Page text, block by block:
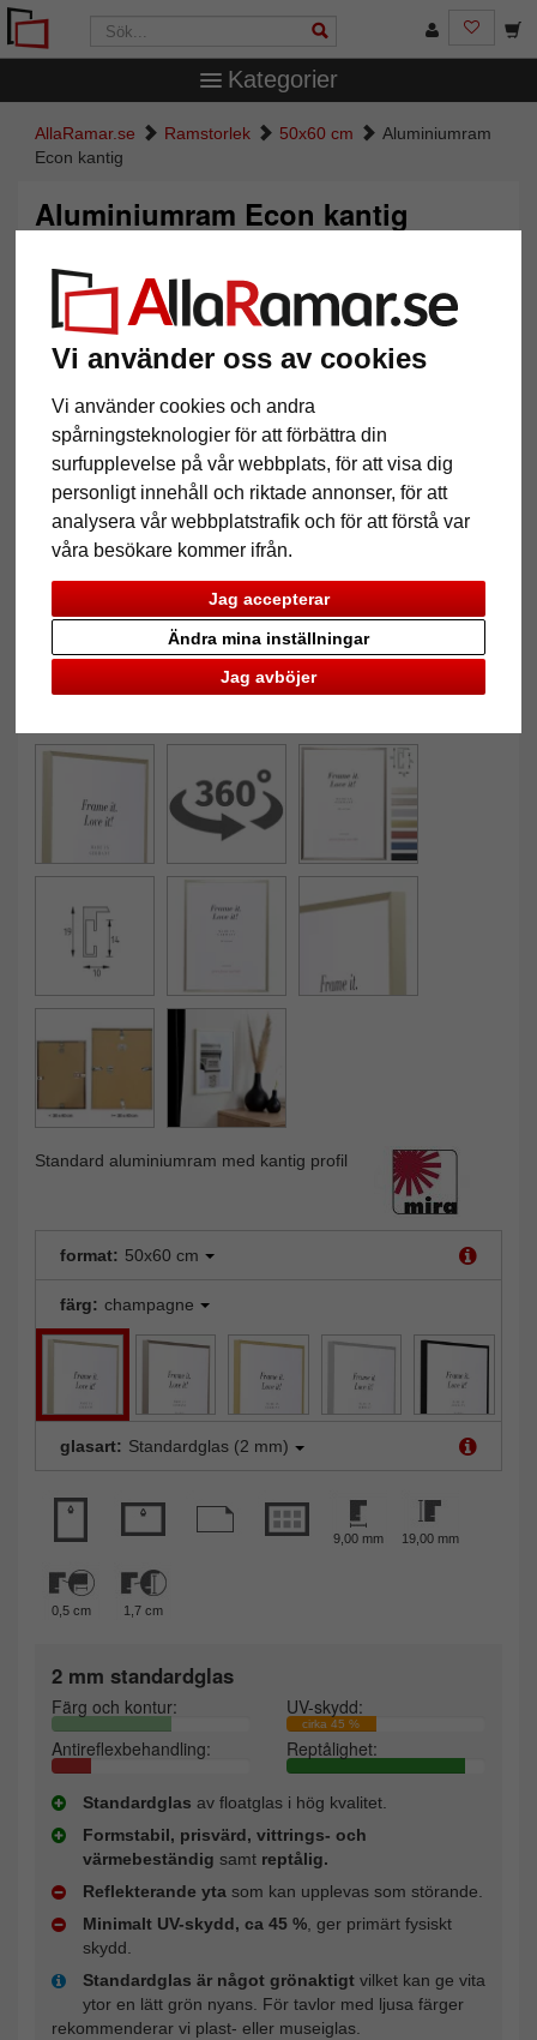
Vi använder oss av cookies
Vi använder cookies och andra
spårningsteknologier för att förbättra din
surfupplevelse på vår webbplats, för att visa dig
personligt innehåll och riktade annonser, för att
analysera vår webbplatstrafik och för att förstå var
våra besökare kommer ifrån.
Jag accepterar
Jag avböjer
Ändra mina inställningar
Kategorier
AllaRamar.se Ramstorlek 50x60 cm
Aluminiumram
Econ kantig
Aluminiumram Econ kantig
Tillbaka
Standard aluminiumram med kantig profil
format: 50x60 cm
färg: champagne
glasart: Standardglas (2 mm)
9,00 mm 19,00 mm
0,5 cm 1,7 cm
2 mm standardglas
Färg och kontur: UV-skydd:
cirka 45 %
Antireflexbehandling: Reptålighet:
Standardglas av floatglas i hög kvalitet.
Formstabil, prisvärd, vittrings- och
värmebeständig samt reptålig.
Reflekterande yta som kan upplevas som störande.
Minimalt UV-skydd, ca 45 %, ger primärt fysiskt
skydd.
Standardglas är något grönaktigt vilket kan ge vita
ytor en lätt grön nyans. För tavlor med ljusa färger
rekommenderar vi plast- eller museiglas.